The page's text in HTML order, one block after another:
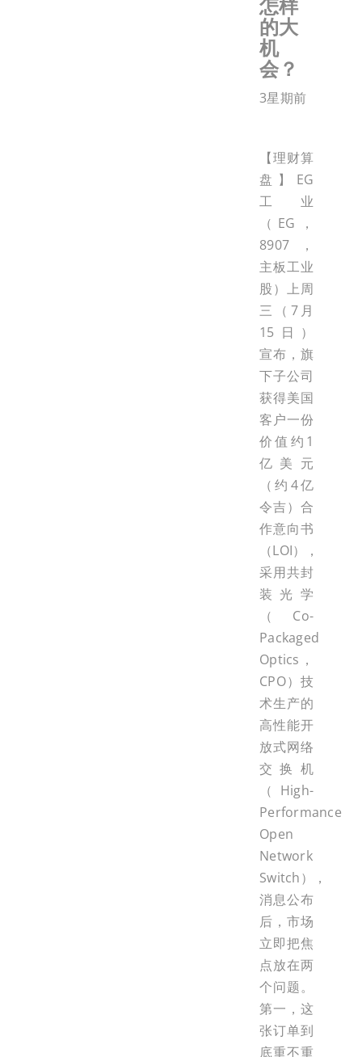
的大
机
会？
3星期前
【理财算
盘】EG
工业
（EG，
8907，
主板工业
股）上周
三（7月
15日）
宣布，旗
下子公司
获得美国
客户一份
价值约1
亿美元
（约4亿
令吉）合
作意向书
（LOI），
采用共封
装光学
（Co-
Packaged
Optics，
CPO）技
术生产的
高性能开
放式网络
交换机
（High-
Performance
Open
Network
Switch），
消息公布
后，市场
立即把焦
点放在两
个问题。
第一，这
张订单到
底重不重